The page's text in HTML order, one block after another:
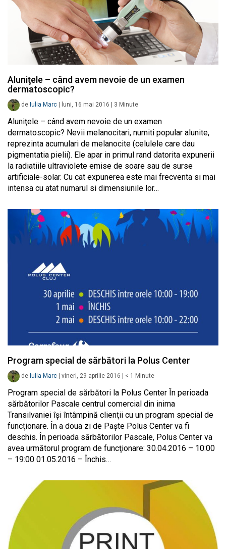
Aluniţele – când avem nevoie de un examen
dermatoscopic?
de Iulia Marc | luni, 16 mai 2016 | 3 Minute
Aluniţele – când avem nevoie de un examen
dermatoscopic? Nevii melanocitari, numiti popular alunite,
reprezinta acumulari de melanocite (celulele care dau
pigmentatia pielii). Ele apar in primul rand datorita expunerii
la radiatiile ultraviolete emise de soare sau de surse
artificiale-solar. Cu cat expunerea este mai frecventa si mai
intensa cu atat numarul si dimensiunile lor…
Program special de sărbători la Polus Center
de Iulia Marc | vineri, 29 aprilie 2016 | < 1 Minute
Program special de sărbători la Polus Center În perioada
sărbătorilor Pascale centrul comercial din inima
Transilvaniei îşi întâmpină clienţii cu un program special de
funcţionare. În a doua zi de Paşte Polus Center va fi
deschis. În perioada sărbătorilor Pascale, Polus Center va
avea următorul program de funcţionare: 30.04.2016 – 10:00
– 19:00 01.05.2016 – Închis…